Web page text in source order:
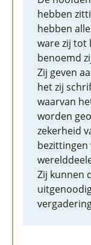
hebben
hebben
ware zij tot
benoemd
Zij geven
het zij
waarvan
worden
zekerheid
bezittingen
Zij kunnen